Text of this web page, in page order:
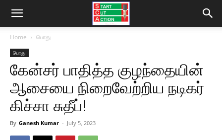
Home பொது
பொது
கேன்சர் பாதித்த குழந்தையின்
ஆசையை நிறைவேற்றிய நடிகர்
கிச்சா சுதீப்!
By Ganesh Kumar - July 5, 2023